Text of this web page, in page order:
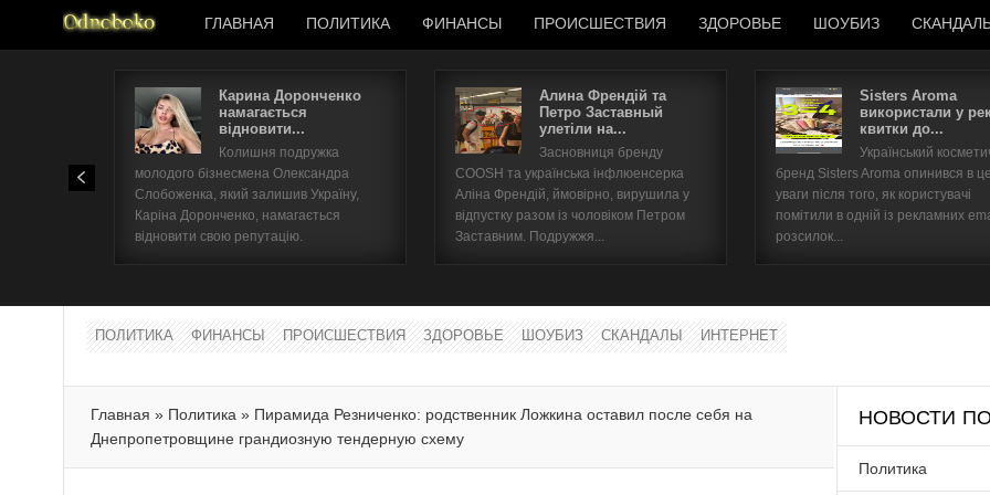
ГЛАВНАЯ ПОЛИТИКА ФИНАНСЫ ПРОИСШЕСТВИЯ ЗДОРОВЬЕ ШОУБИЗ
Карина Доронченко
намагається
відновити...
Колишня подружка
молодого бізнесмена Олександра
Слобоженка, який залишив Україну,
Каріна Доронченко, намагається
відновити свою репутацію.
Алина Френдій та
Петро Заставный
улетіли на...
Засновниця бренду
COOSH та українська інфлюенсерка
Аліна Френдій, ймовірно, вирушила у
відпустку разом із чоловіком Петром
Заставним. Подружжя...
Sisters Aroma
використали у
квитки до...
Український
бренд Sisters Aroma опинився в
уваги після того, як користувачі
помітили в одній із рекламних
розсилок...
ПОЛИТИКА ФИНАНСЫ ПРОИСШЕСТВИЯ ЗДОРОВЬЕ ШОУБИЗ СКАНДАЛЫ ИНТЕРНЕТ
Главная » Политика » Пирамида Резниченко: родственник Ложкина оставил после себя на
Днепропетровщине грандиозную тендерную схему
НОВОСТИ
Политика
Имя пользователя
Забыли имя пользователя?